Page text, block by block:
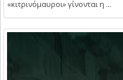
«κιτρινόμαυροι» γίνονται η ...